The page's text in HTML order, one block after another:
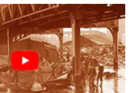
महागडे आईस्क्रीम
मँगो आईस्क्रीम!
या 5 टिप्स फॉलो